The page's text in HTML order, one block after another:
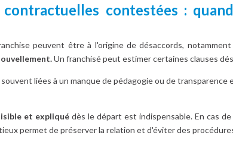
contractuelles contestées :
peuvent être à l'origine de désaccords, notamment
Un franchisé peut estimer certaines clauses
liées à un manque de pédagogie ou de transparence
et expliqué dès le départ est indispensable. En cas
permet de préserver la relation et d'éviter des